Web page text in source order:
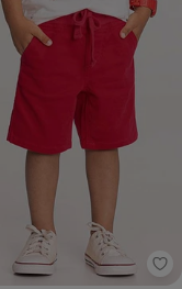
Sarja